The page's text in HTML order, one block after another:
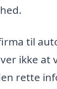
til
ikke at
rette